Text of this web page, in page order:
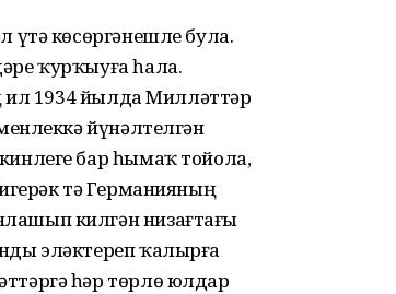
үтә көсөргәнешле була.
ҡурҡыуға һала.
ил 1934 йылда Милләттәр
йүнәлтелгән
бар һымаҡ тойола,
тә Германияның
килгән низағтағы
эләктереп ҡалырға
һәр төрлө юлдар